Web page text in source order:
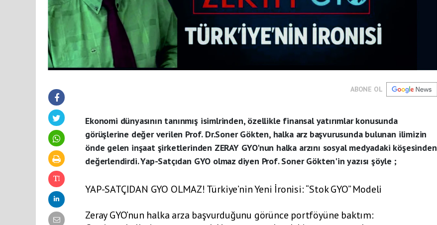
ABONE OL
Ekonomi dünyasının tanınmış isimlrinden, özellikle finansal yatırımlar konusunda
görüşlerine değer verilen Prof. Dr.Soner Gökten, halka arz başvurusunda bulunan ilimizin
önde gelen inşaat şirketlerinden ZERAY GYO'nun halka arzını sosyal medyadaki köşesinden
değerlendirdi. Yap-Satçıdan GYO olmaz diyen Prof. Soner Gökten'in yazısı şöyle ;
YAP-SATÇIDAN GYO OLMAZ! Türkiye’nin Yeni İronisi: “Stok GYO” Modeli
Zeray GYO’nun halka arza başvurduğunu görünce portföyüne baktım: